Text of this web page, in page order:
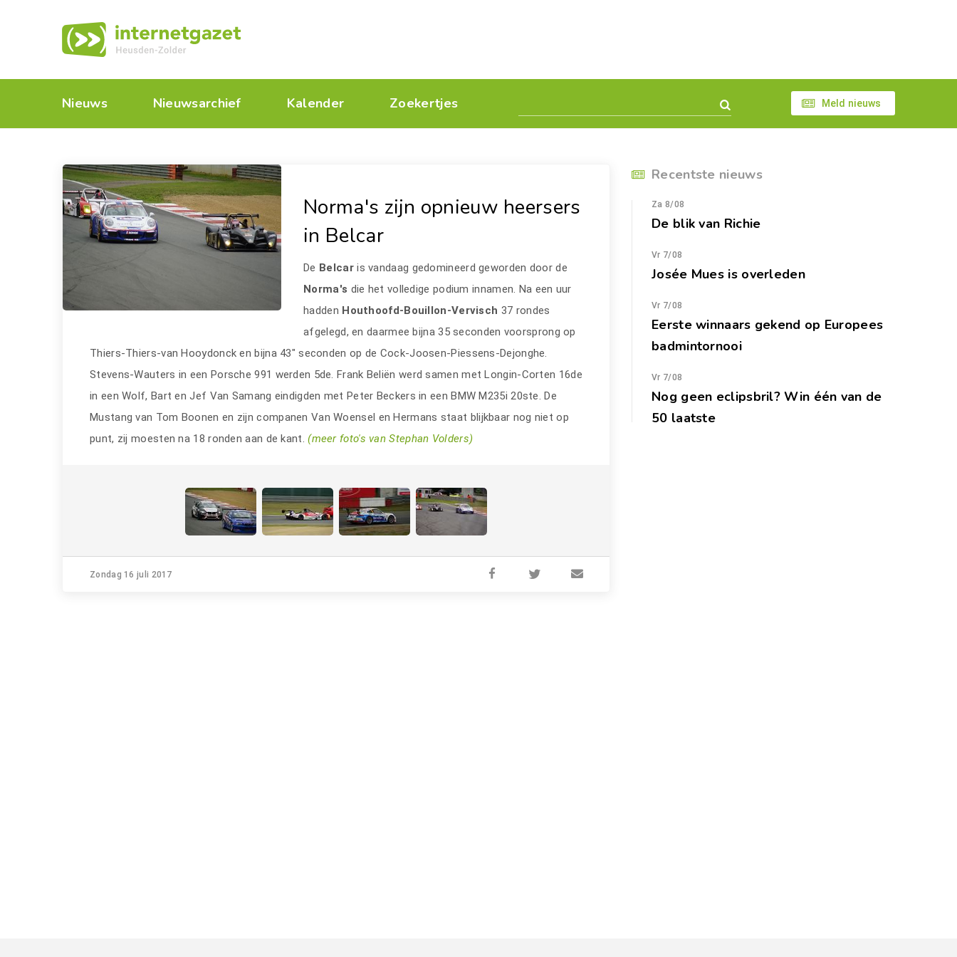
Nieuws Nieuwsarchief Kalender Zoekertjes Meld nieuws
Norma's zijn opnieuw heersers
in Belcar
De Belcaris vandaag gedomineerd geworden door de
Norma's die het volledige podium innamen. Na een uur
hadden Houthoofd-Bouillon-Vervisch 37 rondes
afgelegd, en daarmee bijna 35 seconden voorsprong op
Thiers-Thiers-van Hooydonck en bijna 43" seconden op de Cock-Joosen-Piessens-Dejonghe.
Stevens-Wauters in een Porsche 991 werden 5de. Frank Beliën werd samen met Longin-Corten 16de
in een Wolf, Bart en Jef Van Samang eindigden met Peter Beckers in een BMW M235i 20ste. De
Mustang van Tom Boonen en zijn companen Van Woensel en Hermans staat blijkbaar nog niet op
punt, zij moesten na 18 ronden aan de kant.(meer foto's van Stephan Volders)
Zondag 16 juli 2017
Recentste nieuws
Za 8/08
De blik van Richie
Vr 7/08
Josée Mues is overleden
Vr 7/08
Eerste winnaars gekend op Europees
badmintornooi
Vr 7/08
Nog geen eclipsbril? Win één van de
50 laatste